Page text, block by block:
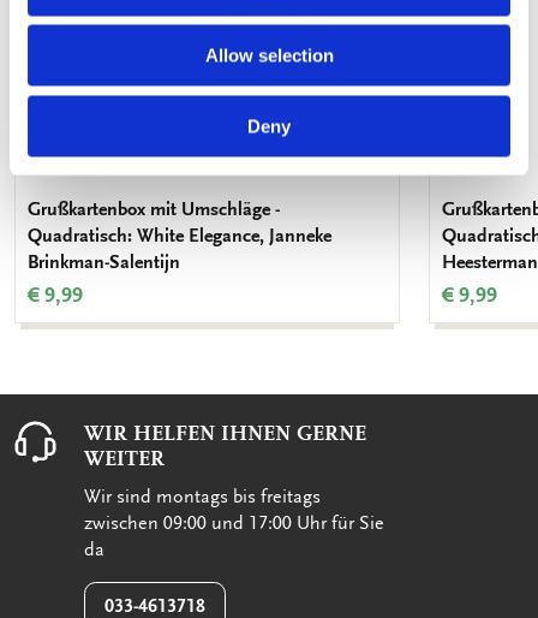
Allow selection
Deny
Grußkartenbox mit Umschläge -
Quadratisch: White Elegance, Janneke
Brinkman-Salentijn
€ 9,99
Heesterman
€ 9,99
WIR HELFEN IHNEN GERNE
WEITER
Wir sind montags bis freitags
zwischen 09:00 und 17:00 Uhr für Sie
da
033-4613718